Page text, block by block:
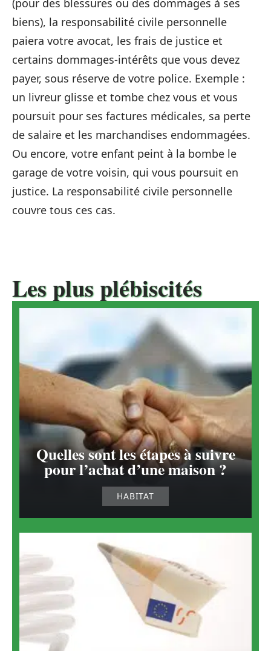
biens), la responsabilité civile personnelle
paiera votre avocat, les frais de justice et
certains dommages-intérêts que vous devez
payer, sous réserve de votre police. Exemple :
un livreur glisse et tombe chez vous et vous
poursuit pour ses factures médicales, sa perte
de salaire et les marchandises endommagées.
Ou encore, votre enfant peint à la bombe le
garage de votre voisin, qui vous poursuit en
justice. La responsabilité civile personnelle
couvre tous ces cas.
Les plus plébiscités
Quelles sont les étapes à suivre
pour l’achat d’une maison ?
HABITAT